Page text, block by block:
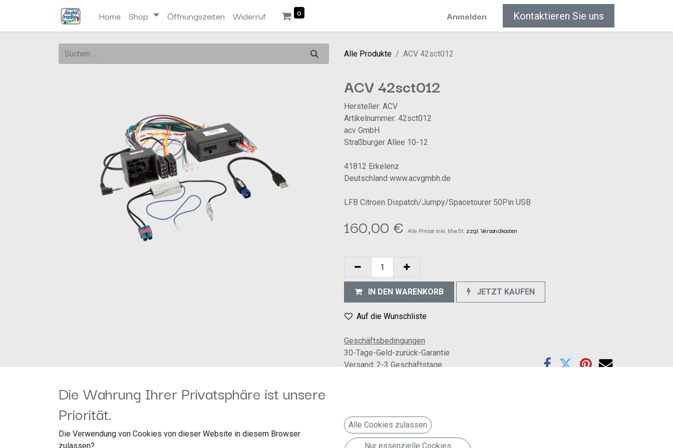
Home Shop Öffnungszeiten Widerruf 0 Anmelden Kontaktieren Sie uns
Alle Produkte ACV 42sct012
ACV 42sct012
Hersteller: ACV
Artikelnummer: 42sct012
acv GmbH
Straßburger Allee 10-12
41812 Erkelenz
Deutschland www.acvgmbh.de
LFB Citroen Dispatch/Jumpy/Spacetourer 50Pin USB
160,00 € Alle Preise inkl. MwSt. zzgl. Versandkosten
IN DEN WARENKORB JETZT KAUFEN
Auf die Wunschliste
Geschäftsbedingungen
30-Tage-Geld-zurück-Garantie
Versand: 2-3 Geschäftstage
Hinweis:
CAN Bus
Die Wahrung Ihrer Privatsphäre ist unsere
Priorität.
Die Verwendung von Cookies von dieser Website in diesem Browser
zulassen?
Alle Cookies zulassen
Nur essenzielle Cookies